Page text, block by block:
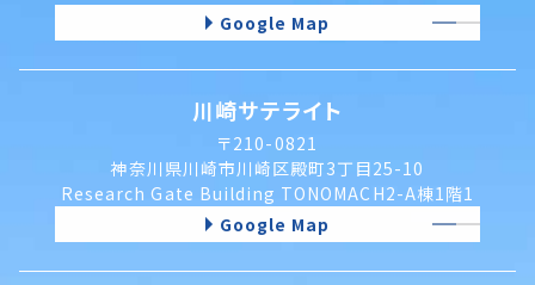
Google Map
川崎サテライト
〒210-0821
神奈川県川崎市川崎区殿町3丁目25-10
Research Gate Building TONOMACH2-A棟1階1
Google Map